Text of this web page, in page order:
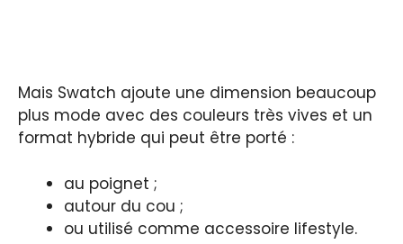
Mais Swatch ajoute une dimension beaucoup
plus mode avec des couleurs très vives et un
format hybride qui peut être porté :
au poignet ;
autour du cou ;
ou utilisé comme accessoire lifestyle.